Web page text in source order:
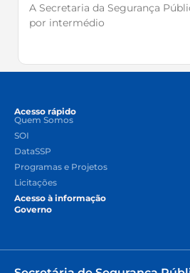
A Secretaria da Segurança
por intermédio
Acesso rápido
Quem Somos
SOI
DataSSP
Programas e Projetos
Licitações
Acesso à informação
Governo